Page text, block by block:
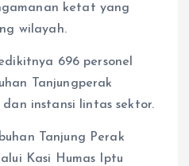
ketat yang
wilayah.
696 personel
Tanjungperak
instansi lintas sektor.
Tanjung Perak
Kasi Humas Iptu